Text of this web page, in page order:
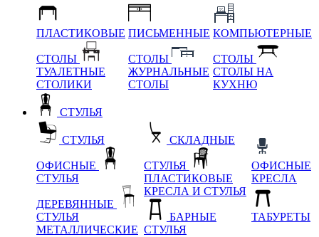
ПЛАСТИКОВЫЕ
СТОЛЫ
ТУАЛЕТНЫЕ
СТОЛИКИ
ПИСЬМЕННЫЕ
СТОЛЫ
ЖУРНАЛЬНЫЕ
СТОЛЫ
КОМПЬЮТЕРНЫЕ
СТОЛЫ
СТОЛЫ НА
КУХНЮ
СТУЛЬЯ
СТУЛЬЯ
ОФИСНЫЕ
СТУЛЬЯ
ДЕРЕВЯННЫЕ
СТУЛЬЯ
МЕТАЛЛИЧЕСКИЕ
СКЛАДНЫЕ
СТУЛЬЯ
ПЛАСТИКОВЫЕ
КРЕСЛА И СТУЛЬЯ
БАРНЫЕ
СТУЛЬЯ
ОФИСНЫЕ
КРЕСЛА
ТАБУРЕТЫ